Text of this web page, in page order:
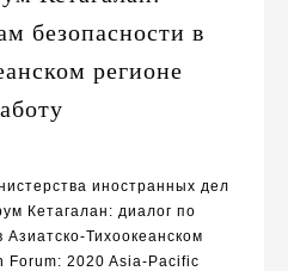
безопасности в
регионе
иностранных дел
Кетагалан: диалог по
Тихоокеанском
Forum: 2020 Asia-Pacific